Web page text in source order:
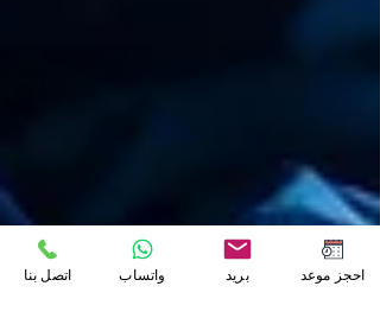
اتصل بنا واتساب بريد احجز موعد